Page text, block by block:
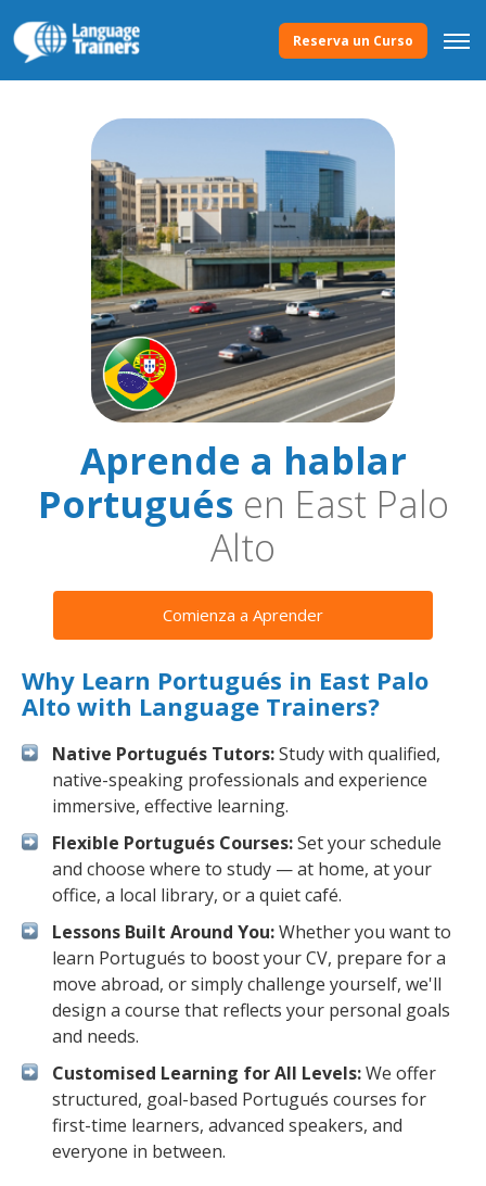
Reserva un Curso
Aprende a hablar
Portuguésen East Palo
Alto
Comienza a Aprender
Why Learn Portugués in East Palo
Alto with Language Trainers?
Native Portugués Tutors:Study with qualified,
native-speaking professionals and experience
immersive, effective learning.
Flexible Portugués Courses:Set your schedule
and choose where to study — at home, at your
office, a local library, or a quiet café.
Lessons Built Around You:Whether you want to
learn Portugués to boost your CV, prepare for a
move abroad, or simply challenge yourself, we'll
design a course that reflects your personal goals
and needs.
Customised Learning for All Levels:We offer
structured, goal-based Portugués courses for
first-time learners, advanced speakers, and
everyone in between.